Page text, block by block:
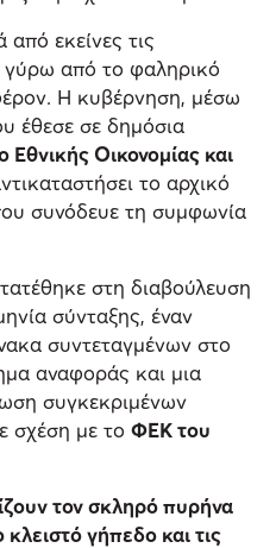
εκείνες τις
γύρω από το φαληρικό
Η κυβέρνηση, μέσω
έθεσε σε δημόσια
Εθνικής Οικονομίας και
το αρχικό
συνόδευε τη συμφωνία
στη διαβούλευση
σύνταξης, έναν
συντεταγμένων στο
αναφοράς και μια
συγκεκριμένων
σχέση με το ΦΕΚ του
τον σκληρό πυρήνα
γήπεδο και τις